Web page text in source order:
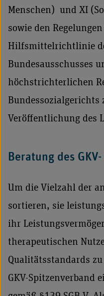
Menschen) und XI
sowie den
Hilfsmittelrichtlinie
Bundesausschusses
höchstrichterlichen
Bundessozialgerichts
Veröffentlichung des
Beratung des
Um die Vielzahl der
sortieren, sie
ihr
therapeutischen
Qualitätsstandards
GKV-Spitzenverband